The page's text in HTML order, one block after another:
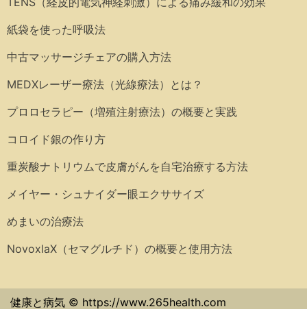
紙袋を使った呼吸法
中古マッサージチェアの購入方法
MEDXレーザー療法（光線療法）とは？
プロロセラピー（増殖注射療法）の概要と実践
コロイド銀の作り方
重炭酸ナトリウムで皮膚がんを自宅治療する方法
メイヤー・シュナイダー眼エクササイズ
めまいの治療法
NovoxlaX（セマグルチド）の概要と使用方法
健康と病気 © https://www.265health.com